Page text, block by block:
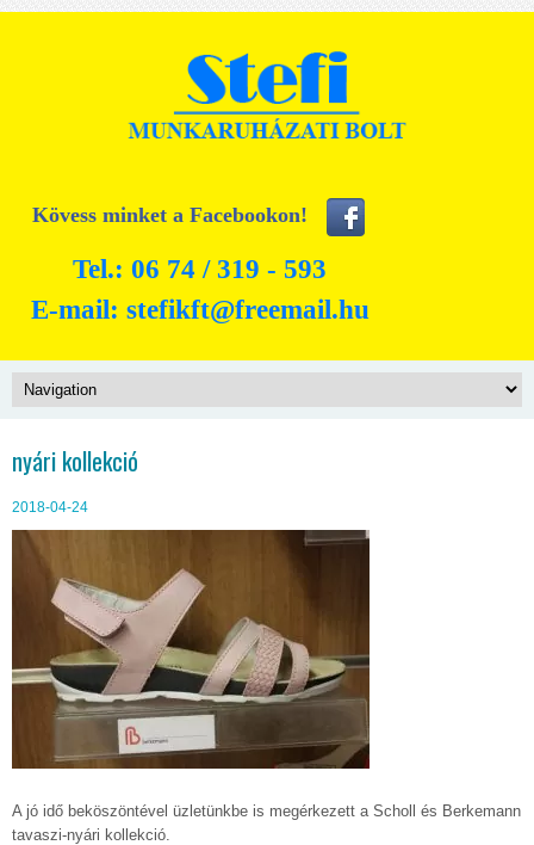
Kövess minket a Facebookon!
Tel.: 06 74 / 319 - 593
E-mail: stefikft@freemail.hu
nyári kollekció
2018-04-24
A jó idő beköszöntével üzletünkbe is megérkezett a Scholl és Berkemann
tavaszi-nyári kollekció.